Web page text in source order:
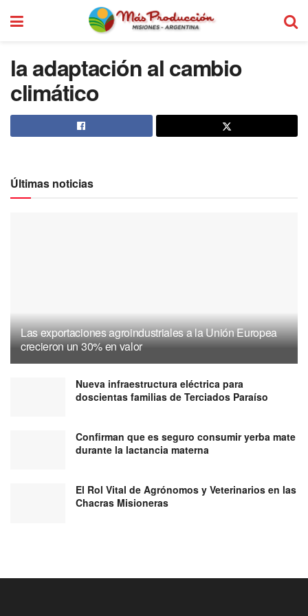
la adaptación al cambio
climático
Últimas noticias
Las exportaciones agroindustriales a la Unión Europea
crecieron un 30% en valor
Nueva infraestructura eléctrica para
doscientas familias de Terciados Paraíso
Confirman que es seguro consumir yerba mate
durante la lactancia materna
El Rol Vital de Agrónomos y Veterinarios en las
Chacras Misioneras